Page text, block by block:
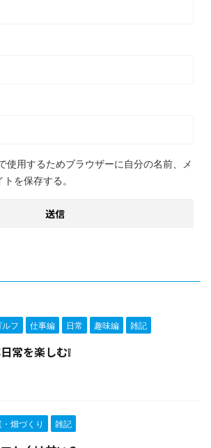
使用するためブラウザーに自分の名前、メ
を保存する。
ルフ 仕事編 日常 趣味編 雑記
常を楽しむ❕
・畑づくり 雑記